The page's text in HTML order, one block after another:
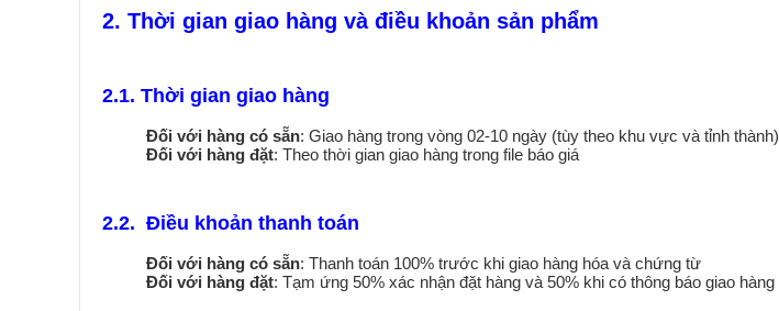
2. Thời gian giao hàng và điều khoản sản phẩm
2.1. Thời gian giao hàng
Đối với hàng có sẵn: Giao hàng trong vòng 02-10 ngày (tùy theo khu vực và tỉnh thành)
Đối với hàng đặt: Theo thời gian giao hàng trong file báo giá
2.2. Điều khoản thanh toán
Đối với hàng có sẵn: Thanh toán 100% trước khi giao hàng hóa và chứng từ
Đối với hàng đặt: Tạm ứng 50% xác nhận đặt hàng và 50% khi có thông báo giao hàng